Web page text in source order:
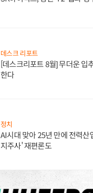
데스크 리포트
[데스크리포트 8월] 무더운 입
한다
정치
AI시대 맞아 25년 만에 전력
지주사' 재편론도